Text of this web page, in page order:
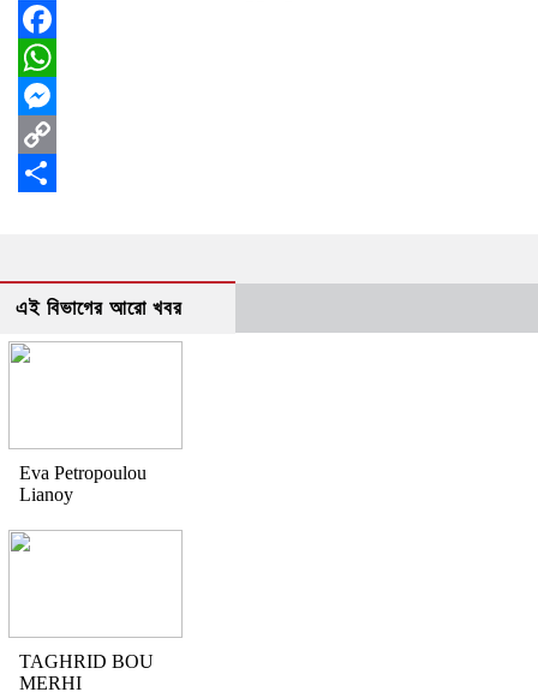
Facebook
WhatsApp
Messenger
Copy
এই বিভাগের আরো খবর
Eva Petropoulou
Lianoy
TAGHRID BOU
MERHI